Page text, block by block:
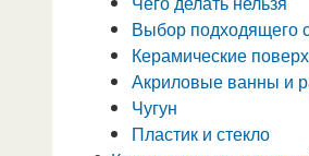
Выбор подходящего
Керамические
Акриловые ванны и
Чугун
Пластик и стекло